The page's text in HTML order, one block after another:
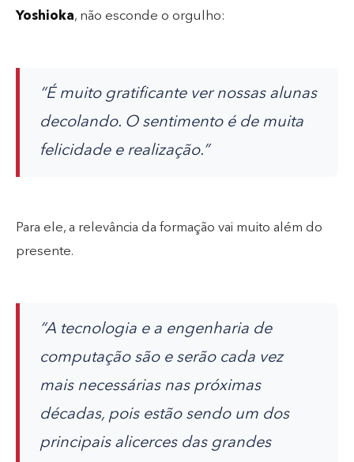
Yoshioka, não esconde o orgulho:
“É muito gratificante ver nossas alunas
decolando. O sentimento é de muita
felicidade e realização.”
Para ele, a relevância da formação vai muito além do
presente.
“A tecnologia e a engenharia de
computação são e serão cada vez
mais necessárias nas próximas
décadas, pois estão sendo um dos
principais alicerces das grandes